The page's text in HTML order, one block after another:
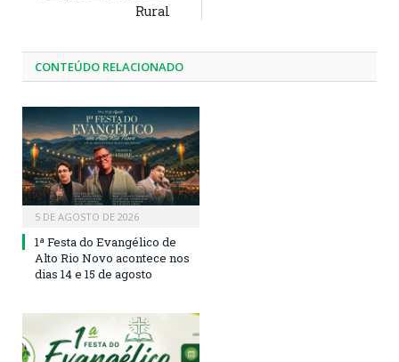
Rural
CONTEÚDO RELACIONADO
5 DE AGOSTO DE 2026
1ª Festa do Evangélico de
Alto Rio Novo acontece nos
dias 14 e 15 de agosto